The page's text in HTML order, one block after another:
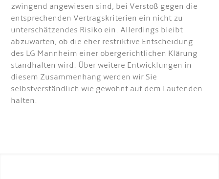
zwingend angewiesen sind, bei Verstoß gegen die
entsprechenden Vertragskriterien ein nicht zu
unterschätzendes Risiko ein. Allerdings bleibt
abzuwarten, ob die eher restriktive Entscheidung
des LG Mannheim einer obergerichtlichen Klärung
standhalten wird. Über weitere Entwicklungen in
diesem Zusammenhang werden wir Sie
selbstverständlich wie gewohnt auf dem Laufenden
halten.